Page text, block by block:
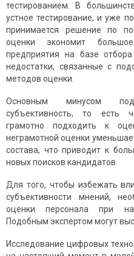
тестированием. В
устное тестирование, и уже
принимается решение по
оценки экономит
предприятия на базе
недостатки, связанные с
методов оценки.
Основным минусом
субъективность, то есть
грамотно подходить к
неграмотной оценки
состава, что приводит к
новых поисков кандидатов.
Для того, чтобы избежать
субъективности мнений,
оценки персонала при
Подобным экспертом могут
Исследование цифровых